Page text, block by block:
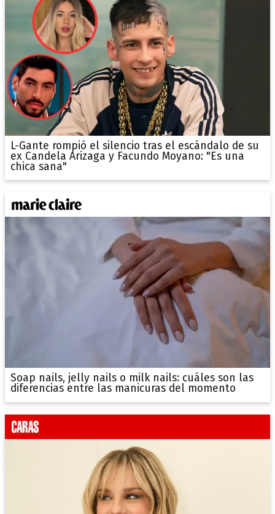
L-Gante rompió el silencio tras el escándalo de su
ex Candela Arizaga y Facundo Moyano: "Es una
chica sana"
Soap nails, jelly nails o milk nails: cuáles son las
diferencias entre las manicuras del momento